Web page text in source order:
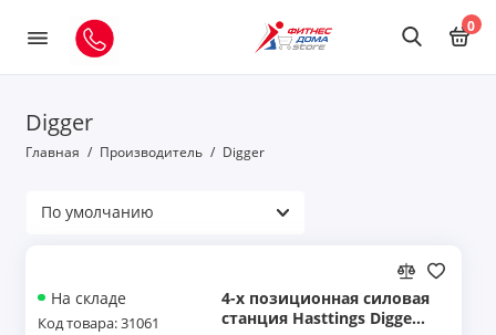
0
Digger
Главная Производитель Digger
На складе
Код товара: 31061
4-х позиционная силовая
станция Hasttings Digger